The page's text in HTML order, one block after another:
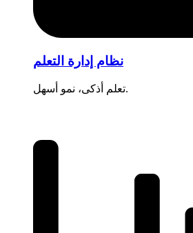
نظام إدارة التعلم
تعلم أذكى، نمو أسهل.